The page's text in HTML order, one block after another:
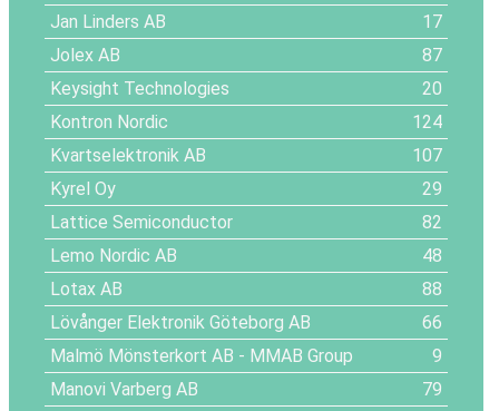
Jan Linders AB
17
Jolex AB
87
Keysight Technologies
20
Kontron Nordic
124
Kvartselektronik AB
107
Kyrel Oy
29
Lattice Semiconductor
82
Lemo Nordic AB
48
Lotax AB
88
Lövånger Elektronik Göteborg AB
66
Malmö Mönsterkort AB - MMAB Group
9
Manovi Varberg AB
79